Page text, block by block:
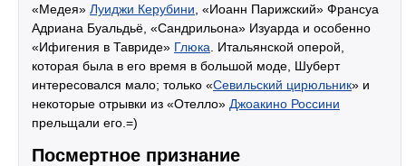
«Медея» Луиджи Керубини , «Иоанн Парижский» Франсуа
Адриана Буальдьё, «Сандрильона» Изуарда и особенно
«Ифигения в Тавриде» Глюка . Итальянской оперой,
которая была в его время в большой моде, Шуберт
интересовался мало; только «Севильский цирюльник» и
некоторые отрывки из «Отелло» Джоакино Россини
прельщали его.=)
Посмертное признание